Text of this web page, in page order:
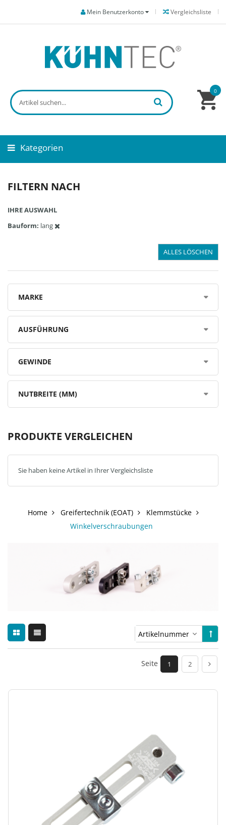
Vergleichsliste
Mein Benutzerkonto
0
Kategorien
FILTERN NACH
IHRE AUSWAHL
Bauform lang
ALLES LÖSCHEN
MARKE
AUSFÜHRUNG
GEWINDE
NUTBREITE (MM)
PRODUKTE VERGLEICHEN
Sie haben keine Artikel in Ihrer Vergleichsliste
Home Greifertechnik (EOAT)
Klemmstücke
Winkelverschraubungen
Seite 1 2